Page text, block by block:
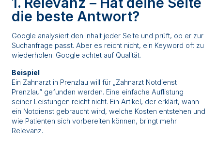
die beste Antwort?
Google analysiert den Inhalt jeder Seite und prüft, ob er zur
Suchanfrage passt. Aber es reicht nicht, ein Keyword oft zu
wiederholen. Google achtet auf Qualität.
Beispiel
Ein Zahnarzt in Prenzlau will für „Zahnarzt Notdienst
Prenzlau“ gefunden werden. Eine einfache Auflistung
seiner Leistungen reicht nicht. Ein Artikel, der erklärt, wann
ein Notdienst gebraucht wird, welche Kosten entstehen und
wie Patienten sich vorbereiten können, bringt mehr
Relevanz.